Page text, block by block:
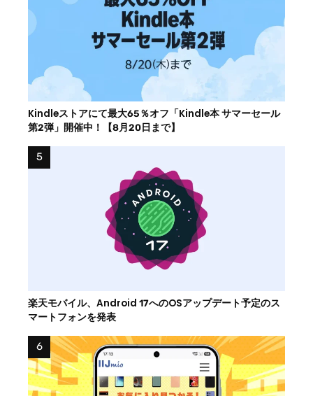
Kindleストアにて最大65％オフ「Kindle本 サマーセール
第2弾」開催中！【8月20日まで】
楽天モバイル、Android 17へのOSアップデート予定のス
マートフォンを発表